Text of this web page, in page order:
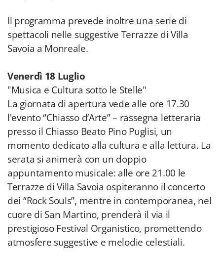
Il programma prevede inoltre una serie di
spettacoli nelle suggestive Terrazze di Villa
Savoia a Monreale.
Venerdì 18 Luglio
"Musica e Cultura sotto le Stelle"
La giornata di apertura vede alle ore 17.30
l'evento “Chiasso d’Arte” – rassegna letteraria
presso il Chiasso Beato Pino Puglisi, un
momento dedicato alla cultura e alla lettura. La
serata si animerà con un doppio
appuntamento musicale: alle ore 21.00 le
Terrazze di Villa Savoia ospiteranno il concerto
dei “Rock Souls”, mentre in contemporanea, nel
cuore di San Martino, prenderà il via il
prestigioso Festival Organistico, promettendo
atmosfere suggestive e melodie celestiali.